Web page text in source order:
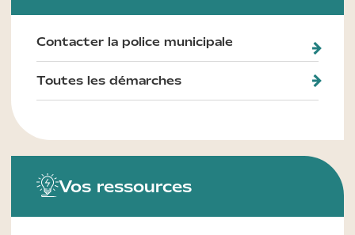
Contacter la police municipale
Toutes les démarches
Vos ressources